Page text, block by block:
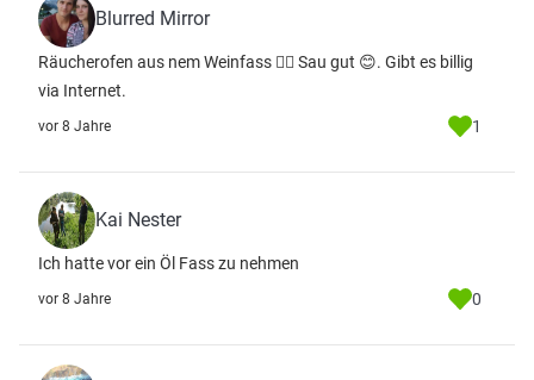
Blurred Mirror
Räucherofen aus nem Weinfass 👍🏻 Sau gut 😊. Gibt es billig
via Internet.
vor 8 Jahre 1
Kai Nester
Ich hatte vor ein Öl Fass zu nehmen
vor 8 Jahre 0